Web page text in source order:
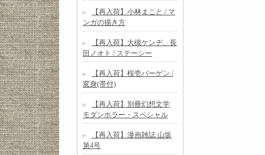
【再入荷】小林まこと / マ
ンガの描き方
【再入荷】大槻ケンヂ、長
田ノオト / ステーシー
【再入荷】桜壱バーゲン /
変身(帯付)
【再入荷】別冊幻想文学
モダンホラー・スペシャル
【再入荷】漫画雑誌 山坂
第4号